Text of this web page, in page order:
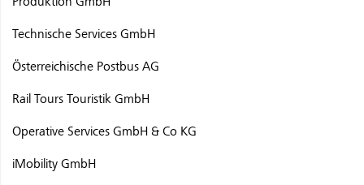
Technische Services GmbH
Österreichische Postbus AG
Rail Tours Touristik GmbH
Operative Services GmbH & Co KG
iMobility GmbH